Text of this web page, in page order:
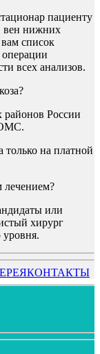
пациенту
вен нижних
список
всех анализов.
районов России
ОМС.
на платной
лечением?
или
хирург
уровня.
КОНТАКТЫ